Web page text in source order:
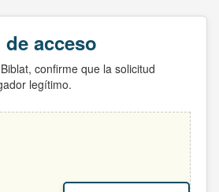
acceso
confirme que la solicitud
legítimo.